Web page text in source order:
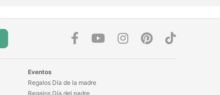
Eventos
Regalos Día de la madre
Regalos Día del padre